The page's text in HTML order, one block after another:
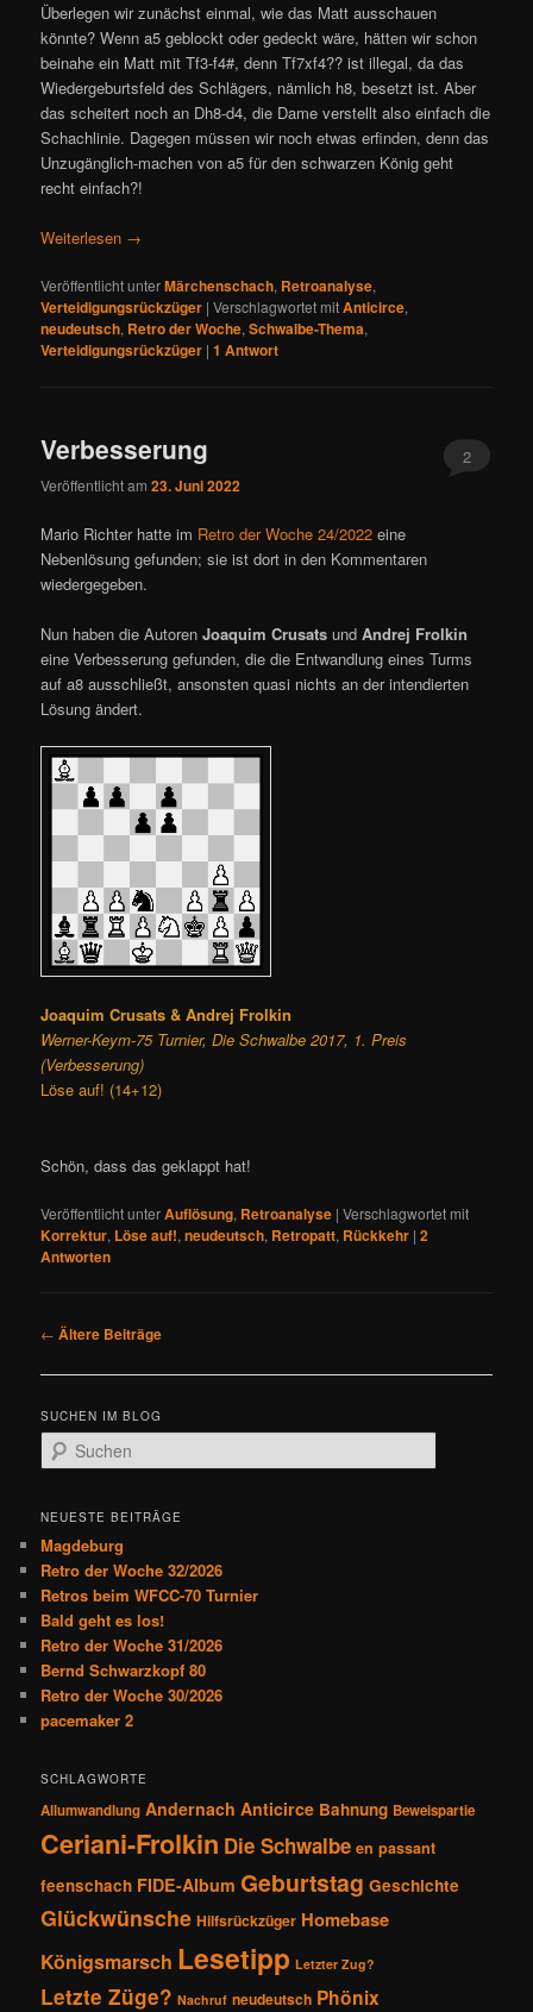
Überlegen wir zunächst einmal, wie das Matt ausschauen
könnte? Wenn a5 geblockt oder gedeckt wäre, hätten wir schon
beinahe ein Matt mit Tf3-f4#, denn Tf7xf4?? ist illegal, da das
Wiedergeburtsfeld des Schlägers, nämlich h8, besetzt ist. Aber
das scheitert noch an Dh8-d4, die Dame verstellt also einfach die
Schachlinie. Dagegen müssen wir noch etwas erfinden, denn das
Unzugänglich-machen von a5 für den schwarzen König geht
recht einfach?!
Weiterlesen →
Veröffentlicht unterMärchenschach, Retroanalyse,
Verteidigungsrückzüger |Verschlagwortet mitAnticirce,
neudeutsch, Retro der Woche,Schwalbe-Thema,
Verteidigungsrückzüger |1 Antwort
Verbesserung
Veröffentlicht am23. Juni 2022
2
Mario Richter hatte im Retro der Woche 24/2022 eine
Nebenlösung gefunden; sie ist dort in den Kommentaren
wiedergegeben.
Nun haben die AutorenJoaquim Crusats undAndrej Frolkin
eine Verbesserung gefunden, die die Entwandlung eines Turms
auf a8 ausschließt, ansonsten quasi nichts an der intendierten
Lösung ändert.
Joaquim Crusats & Andrej Frolkin
Werner-Keym-75 Turnier, Die Schwalbe 2017, 1. Preis
(Verbesserung)
Löse auf! (14+12)
Schön, dass das geklappt hat!
Veröffentlicht unterAuflösung, Retroanalyse |Verschlagwortet mit
Korrektur, Löse auf!,neudeutsch, Retropatt, Rückkehr |2
Antworten
B
i
t
r
a
v
i
g
a
t
i
o
← Ältere Beiträge
SUCHEN IM BLOG
u
h
n
NEUESTE BEITRÄGE
Magdeburg
Retro der Woche 32/2026
Retros beim WFCC-70 Turnier
Bald geht es los!
Retro der Woche 31/2026
Bernd Schwarzkopf 80
Retro der Woche 30/2026
pacemaker 2
SCHLAGWORTE
Allumwandlung Andernach Anticirce Bahnung Beweispartie
Ceriani-Frolkin Die Schwalbe en passant
feenschach FIDE-Album Geburtstag Geschichte
Glückwünsche Hilfsrückzüger Homebase
Königsmarsch Lesetipp Letzter Zug?
Letzte Züge? Nachruf neudeutsch Phönix